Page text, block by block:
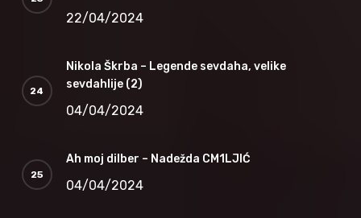
22/04/2024
Nikola Škrba – Legende sevdaha, velike
sevdahlije (2)
04/04/2024
Ah moj dilber – Nadežda CM1LJIĆ
04/04/2024